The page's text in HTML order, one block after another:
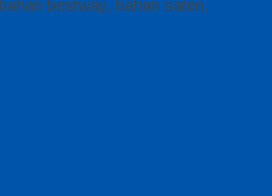
bestway, bahan saten,